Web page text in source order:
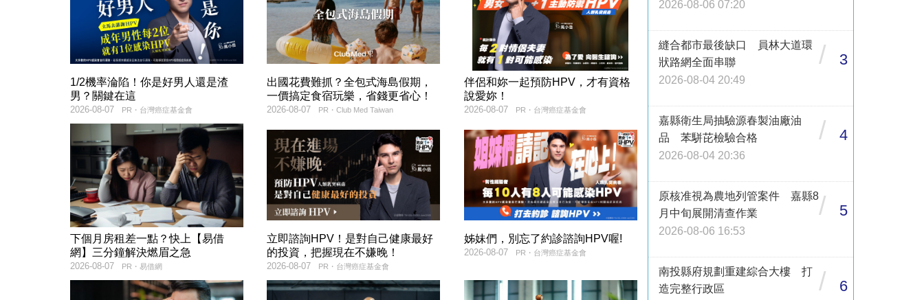
1/2機率淪陷！你是好男人還是渣
男？關鍵在這
PR・台灣癌症基金會
2026-08-07
出國花費難抓？全包式海島假期，
一價搞定食宿玩樂，省錢更省心！
PR・Club Med Taiwan
2026-08-07
伴侶和妳一起預防HPV，才有資格
說愛妳！
PR・台灣癌症基金會
2026-08-07
下個月房租差一點？快上【易借
網】三分鐘解決燃眉之急
PR・易借網
2026-08-07
立即諮詢HPV！是對自己健康最好
的投資，把握現在不嫌晚！
PR・台灣癌症基金會
2026-08-07
姊妹們，別忘了約診諮詢HPV喔!
PR・台灣癌症基金會
2026-08-07
2026-08-06 07:20
縫合都市最後缺口 員林大道環
狀路網全面串聯
2026-08-04 20:49
/ 3
嘉縣衛生局抽驗源春製油廠油
品 苯駢芘檢驗合格
2026-08-04 20:36
/ 4
原核准視為農地列管案件 嘉縣8
月中旬展開清查作業
2026-08-06 16:53
/ 5
南投縣府規劃重建綜合大樓 打
造完整行政區
/ 6